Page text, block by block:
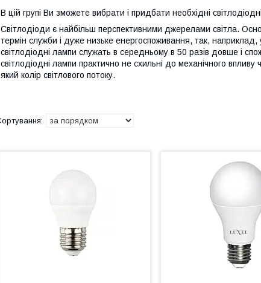
В цій групі Ви зможете вибрати і придбати необхідні
Світлодіоди є найбільш перспективними джерелами світла.
термін служби і дуже низьке енергоспоживання, так,
світлодіодні лампи служать в середньому в 50 разів довше і
світлодіодні лампи практично не схильні до механічного
який колір світлового потоку.